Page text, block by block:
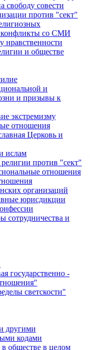
свободу совести
против "сект"
конфликты со СМИ
нравственности
и обществе
и
и призывы к
экстремизму
отношения
Церковь и
ислам
против "сект"
отношения
организаций
юрисдикции
сотрудничества и
государственно -
светскости"
другими
кодами
обществе в целом